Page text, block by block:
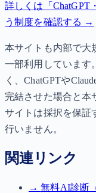
詳しくは「ChatGPT
う制度を確認する →
本サイトも内部で大
一部利用しています
く、ChatGPTや
完結させた場合と本
サイトは採択を保証
行いません。
関連リンク
→無料AI診断